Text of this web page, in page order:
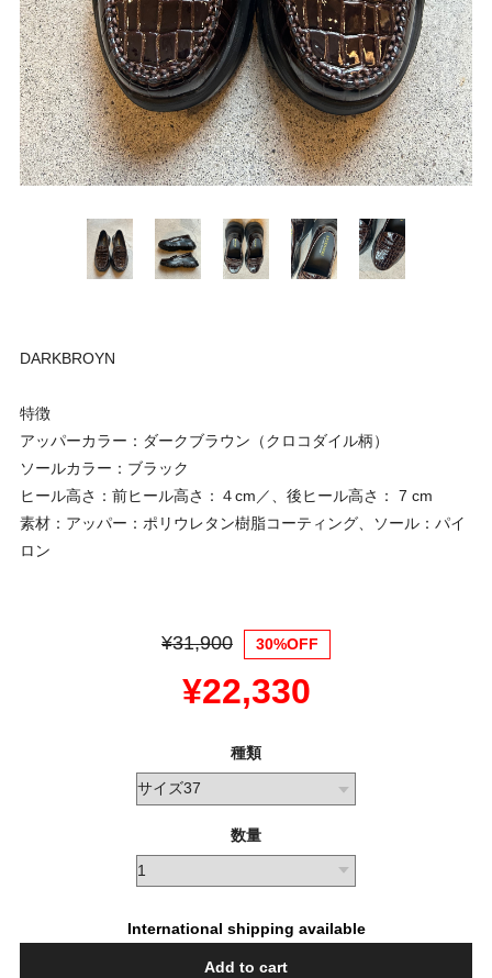
DARKBROYN
特徴
アッパーカラー：ダークブラウン（クロコダイル柄）
ソールカラー：ブラック
ヒール高さ：前ヒール高さ：４cm／、後ヒール高さ： 7 cm
素材：アッパー：ポリウレタン樹脂コーティング、ソール：パイ
ロン
¥31,900 30%OFF
¥22,330
種類
数量
International shipping available
Add to cart